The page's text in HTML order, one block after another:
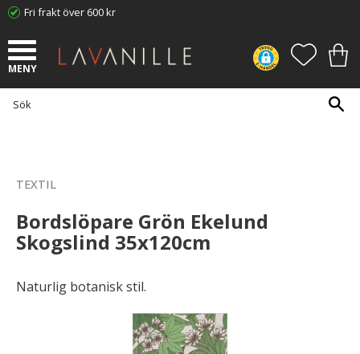
Fri frakt över 600 kr
TEXTIL
Bordslöpare Grön Ekelund
Skogslind 35x120cm
Naturlig botanisk stil.